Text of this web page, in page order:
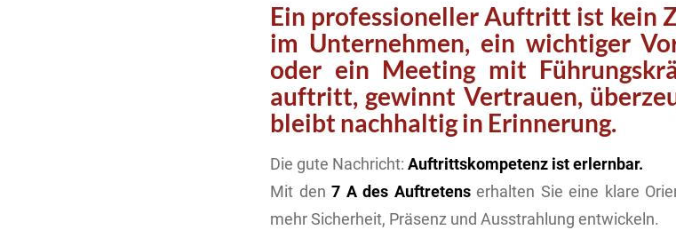
Ein professioneller Auftritt ist kein
im Unternehmen, ein wichtiger
oder ein Meeting mit
auftritt, gewinnt Vertrauen,
bleibt nachhaltig in Erinnerung.
Die gute Nachricht: Auftrittskompetenz ist erlernbar.
Mit den7 A des Auftretenserhalten Sie eine klare
mehr Sicherheit, Präsenz und Ausstrahlung entwickeln.